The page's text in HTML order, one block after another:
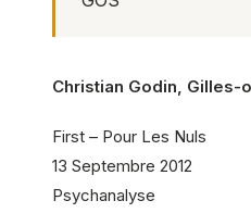
Christian Godin, Gilles-
First – Pour Les Nuls
13 Septembre 2012
Psychanalyse